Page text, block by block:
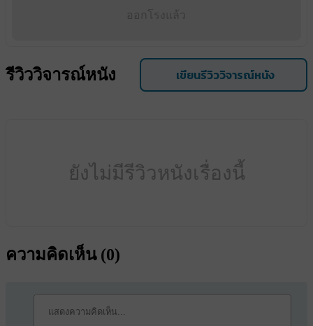
รีวิววิจารณ์หนัง เขียนรีวิววิจารณ์หนัง
ยังไม่มีรีวิวหนังเรื่องนี้
ความคิดเห็น (0)